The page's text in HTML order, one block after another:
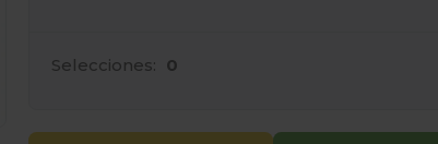
Selecciones: 0